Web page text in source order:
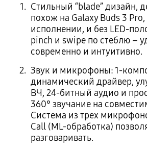
Стильный “blade” дизайн,
похож на Galaxy Buds 3
исполнении, и без LED-
pinch и swipe по стеблю –
современно и интуитивно.
Звук и микрофоны: 1-
динамический драйвер,
ВЧ, 24-битный аудио и
360° звучание на
Система из трех
Call (ML-обработка)
разговаривать.